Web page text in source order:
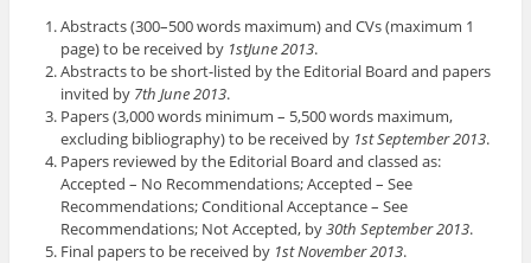
Abstracts (300–500 words maximum) and CVs (maximum 1
page) to be received by 1stJune 2013.
Abstracts to be short-listed by the Editorial Board and papers
invited by 7th June 2013.
Papers (3,000 words minimum – 5,500 words maximum,
excluding bibliography) to be received by 1st September 2013.
Papers reviewed by the Editorial Board and classed as:
Accepted – No Recommendations; Accepted – See
Recommendations; Conditional Acceptance – See
Recommendations; Not Accepted, by30th September 2013.
Final papers to be received by 1st November 2013.